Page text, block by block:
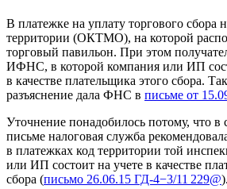
В платежке на уплату торгового сбора
территории (ОКТМО), на которой
торговый павильон. При этом
ИФНС, в которой компания или ИП
в качестве плательщика этого сбора.
разъяснение дала ФНС в письме от
Уточнение понадобилось потому, что
письме налоговая служба
в платежках код территории той
или ИП состоит на учете в качестве
сбора (письмо 26.06.15 ГД-4−3/11 229@